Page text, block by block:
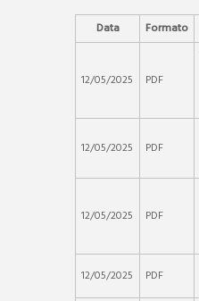
Data Formato
12/05/2025 PDF
12/05/2025 PDF
12/05/2025 PDF
12/05/2025
PDF